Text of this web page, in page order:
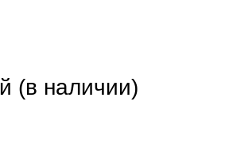
(в наличии)